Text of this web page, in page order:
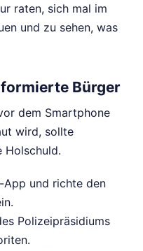
raten, sich mal im
und zu sehen, was
Bürger
dem Smartphone
wird, sollte
Holschuld.
App und richte den
Polizeipräsidiums